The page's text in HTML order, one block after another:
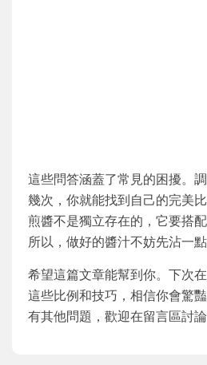
這些問答涵蓋了常見的困擾。
幾次，你就能找到自己的完美
煎醬不是獨立存在的，它要搭
所以，做好的醬汁不妨先沾一點
希望這篇文章能幫到你。下次
這些比例和技巧，相信你會驚
有其他問題，歡迎在留言區討論